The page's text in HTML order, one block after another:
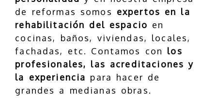
de reformas somos expertos en la
rehabilitación del espacio en
cocinas, baños, viviendas, locales,
fachadas, etc. Contamos con los
profesionales, las acreditaciones y
la experiencia para hacer de
grandes a medianas obras.